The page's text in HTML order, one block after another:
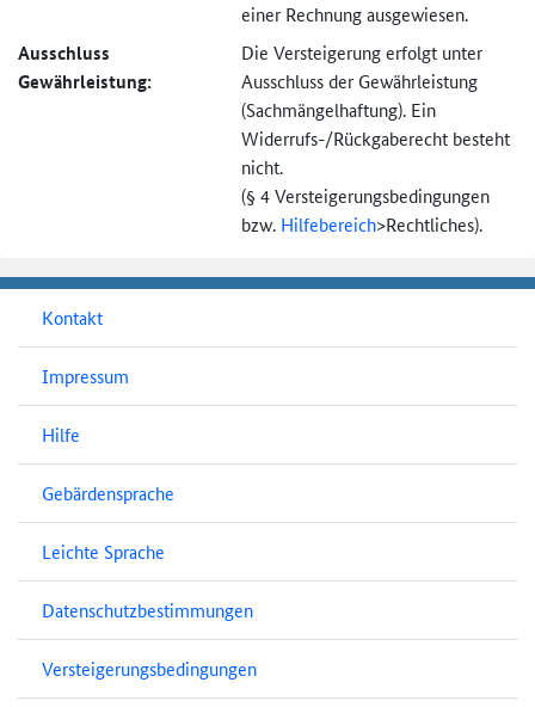
einer Rechnung ausgewiesen.
Ausschluss
Gewährleistung:
Die Versteigerung erfolgt unter
Ausschluss der Gewährleistung
(Sachmängel­haftung). Ein
Widerrufs-/Rückgaberecht besteht
nicht.
(§ 4 Versteigerungs­bedingungen
bzw. Hilfebereich>Rechtliches).
Kontakt
Impressum
Hilfe
Gebärdensprache
Leichte Sprache
Datenschutzbestimmungen
Versteigerungsbedingungen